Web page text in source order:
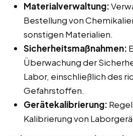
Materialverwaltung:
Bestellung von
sonstigen Materialien.
Sicherheitsmaßnahmen:
Überwachung der
Labor, einschließlich des
Gefahrstoffen.
Gerätekalibrierung:
Kalibrierung von